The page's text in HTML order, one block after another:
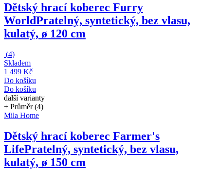
Dětský hrací koberec Furry
WorldPratelný, syntetický, bez vlasu,
kulatý, ø 120 cm
(4)
Skladem
1 499 Kč
Do košíku
Do košíku
další varianty
+ Průměr (4)
Mila Home
Dětský hrací koberec Farmer's
LifePratelný, syntetický, bez vlasu,
kulatý, ø 150 cm